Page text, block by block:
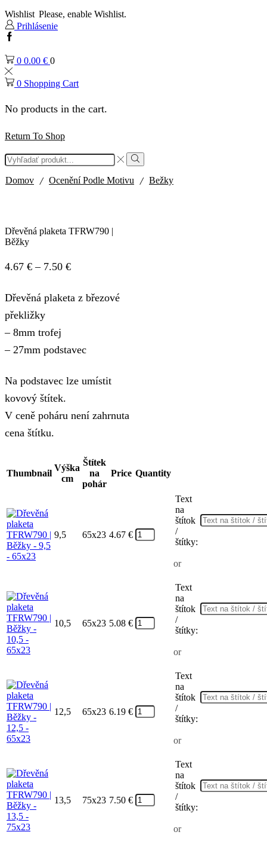
Wishlist Please, enable Wishlist.
Prihlásenie
Facebook
0 0.00 € 0
0 Shopping Cart
No products in the cart.
Return To Shop
Search
input
Search
Domov / Ocenění Podle Motivu / Bežky
Dřevěná plaketa TFRW790 |
Běžky
4.67 € – 7.50 €Price
4.67 €
Dřevěná plaketa z březové
překližky
– 8mm trofej
– 27mm podstavec
Na podstavec lze umístit
kovový štítek.
V ceně poháru není zahrnuta
cena štítku.
Thumbnail
Výška
cm
Štítek
na
pohár
Price Quantity
9,5 65x23 4.67 €
Text
na
štítok
/
štítky:
or
10,5 65x23 5.08 €
Text
na
štítok
/
štítky:
or
12,5 65x23 6.19 €
Text
na
štítok
/
štítky:
or
13,5 75x23 7.50 €
Text
na
štítok
/
štítky:
or